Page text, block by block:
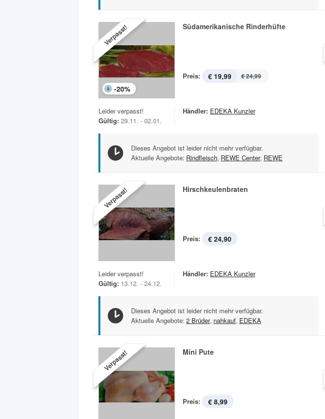
Verpasst!
-20%
Südamerikanische Rinderhüfte
Preis: € 19,99 € 24,99
Leider verpasst!
Gültig: 29.11. - 02.01.
Händler: EDEKA Kunzler
Dieses Angebot ist leider nicht mehr verfügbar.
Aktuelle Angebote: Rindfleisch, REWE Center, REWE
Verpasst! Hirschkeulenbraten
Preis: € 24,90
Leider verpasst!
Gültig: 13.12. - 24.12.
Händler: EDEKA Kunzler
Dieses Angebot ist leider nicht mehr verfügbar.
Aktuelle Angebote: 2 Brüder, nahkauf, EDEKA
Verpasst! Mini Pute
Preis: € 8,99